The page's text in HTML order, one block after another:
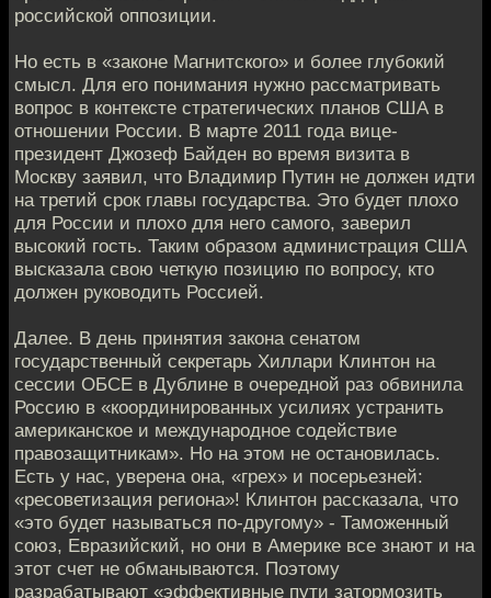
российской оппозиции.
Но есть в «законе Магнитского» и более глубокий
смысл. Для его понимания нужно рассматривать
вопрос в контексте стратегических планов США в
отношении России. В марте 2011 года вице-
президент Джозеф Байден во время визита в
Москву заявил, что Владимир Путин не должен идти
на третий срок главы государства. Это будет плохо
для России и плохо для него самого, заверил
высокий гость. Таким образом администрация США
высказала свою четкую позицию по вопросу, кто
должен руководить Россией.
Далее. В день принятия закона сенатом
государственный секретарь Хиллари Клинтон на
сессии ОБСЕ в Дублине в очередной раз обвинила
Россию в «координированных усилиях устранить
американское и международное содействие
правозащитникам». Но на этом не остановилась.
Есть у нас, уверена она, «грех» и посерьезней:
«ресоветизация региона»! Клинтон рассказала, что
«это будет называться по-другому» - Таможенный
союз, Евразийский, но они в Америке все знают и на
этот счет не обманываются. Поэтому
разрабатывают «эффективные пути затормозить